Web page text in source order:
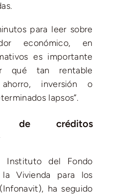
para leer sobre
económico, en
es importante
qué tan rentable
inversión o
lapsos”.
de créditos
Instituto del Fondo
Vivienda para los
ha seguido